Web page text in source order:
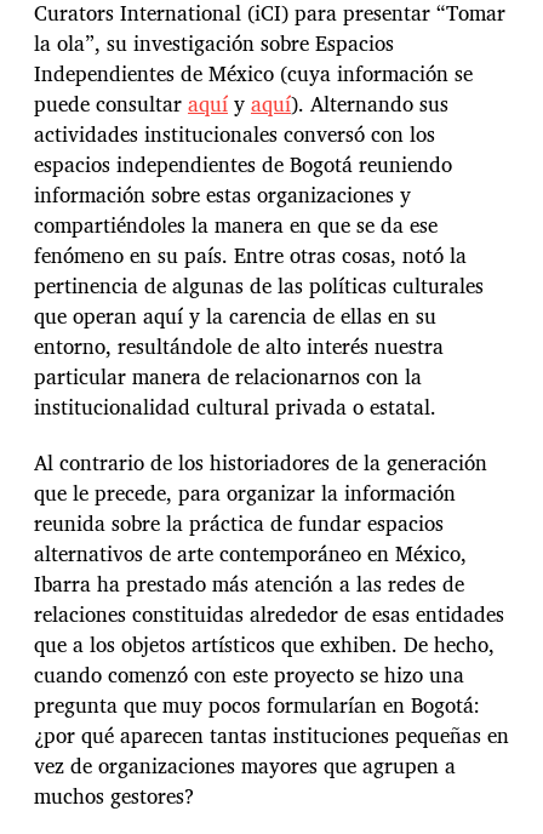
Curators International (iCI) para presentar “Tomar
la ola”, su investigación sobre Espacios
Independientes de México (cuya información se
puede consultaraquíyaquí). Alternando sus
actividades institucionales conversó con los
espacios independientes de Bogotá reuniendo
información sobre estas organizaciones y
compartiéndoles la manera en que se da ese
fenómeno en su país. Entre otras cosas, notó la
pertinencia de algunas de las políticas culturales
que operan aquí y la carencia de ellas en su
entorno, resultándole de alto interés nuestra
particular manera de relacionarnos con la
institucionalidad cultural privada o estatal.
Al contrario de los historiadores de la generación
que le precede, para organizar la información
reunida sobre la práctica de fundar espacios
alternativos de arte contemporáneo en México,
Ibarra ha prestado más atención a las redes de
relaciones constituidas alrededor de esas entidades
que a los objetos artísticos que exhiben. De hecho,
cuando comenzó con este proyecto se hizo una
pregunta que muy pocos formularían en Bogotá:
¿por qué aparecen tantas instituciones pequeñas en
vez de organizaciones mayores que agrupen a
muchos gestores?